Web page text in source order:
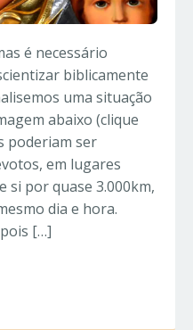
é necessário
biblicamente
uma situação
abaixo (clique
poderiam ser
em lugares
por quase 3.000km,
dia e hora.
[…]